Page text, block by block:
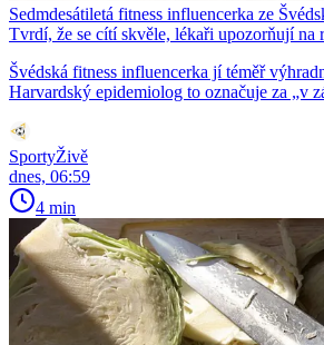
Sedmdesátiletá fitness influencerka ze
Tvrdí, že se cítí skvěle, lékaři upozorňují na
Švédská fitness influencerka jí téměř
Harvardský epidemiolog to označuje za „v
SportyŽivě
dnes, 06:59
4 min